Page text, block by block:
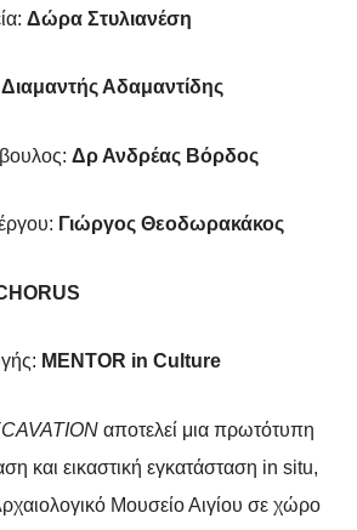
Δώρα Στυλιανέση
Διαμαντής Αδαμαντίδης
Δρ Ανδρέας Βόρδος
Γιώργος Θεοδωρακάκος
MENTOR in Culture
αποτελεί μια πρωτότυπη
και εικαστική εγκατάσταση in situ,
Μουσείο Αιγίου σε χώρο